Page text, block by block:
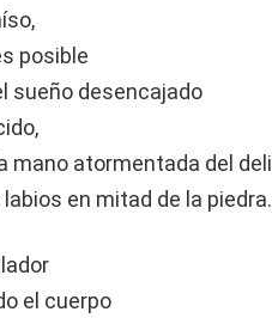
posible
sueño desencajado
mano atormentada del
en mitad de la piedra.
el cuerpo